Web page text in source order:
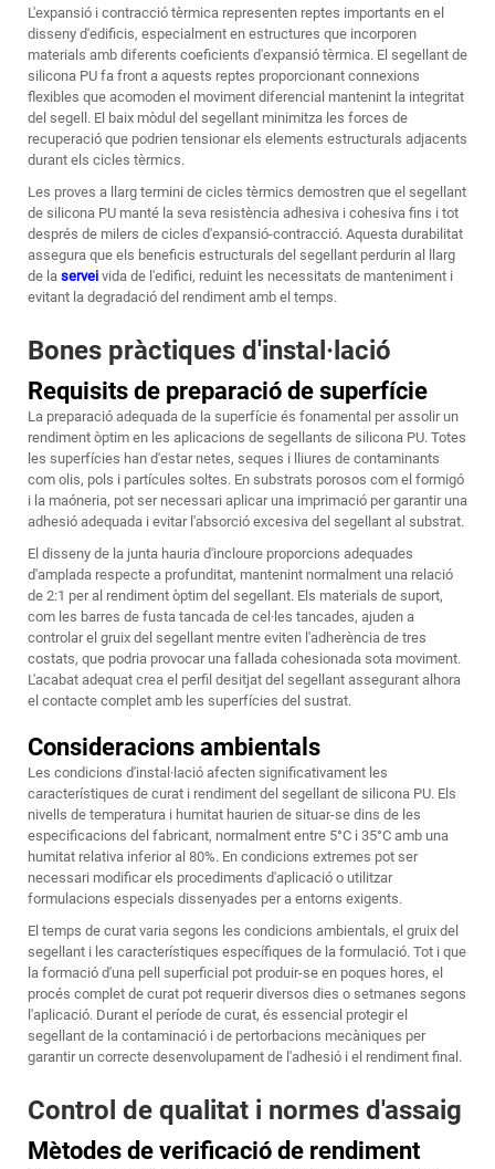
L'expansió i contracció tèrmica representen reptes importants en el
disseny d'edificis, especialment en estructures que incorporen
materials amb diferents coeficients d'expansió tèrmica. El segellant de
silicona PU fa front a aquests reptes proporcionant connexions
flexibles que acomoden el moviment diferencial mantenint la integritat
del segell. El baix mòdul del segellant minimitza les forces de
recuperació que podrien tensionar els elements estructurals adjacents
durant els cicles tèrmics.
Les proves a llarg termini de cicles tèrmics demostren que el segellant
de silicona PU manté la seva resistència adhesiva i cohesiva fins i tot
després de milers de cicles d'expansió-contracció. Aquesta durabilitat
assegura que els beneficis estructurals del segellant perdurin al llarg
de la servei vida de l'edifici, reduint les necessitats de manteniment i
evitant la degradació del rendiment amb el temps.
Bones pràctiques d'instal·lació
Requisits de preparació de superfície
La preparació adequada de la superfície és fonamental per assolir un
rendiment òptim en les aplicacions de segellants de silicona PU. Totes
les superfícies han d'estar netes, seques i lliures de contaminants
com olis, pols i partícules soltes. En substrats porosos com el formigó
i la maóneria, pot ser necessari aplicar una imprimació per garantir una
adhesió adequada i evitar l'absorció excesiva del segellant al substrat.
El disseny de la junta hauria d'incloure proporcions adequades
d'amplada respecte a profunditat, mantenint normalment una relació
de 2:1 per al rendiment òptim del segellant. Els materials de suport,
com les barres de fusta tancada de cel·les tancades, ajuden a
controlar el gruix del segellant mentre eviten l'adherència de tres
costats, que podria provocar una fallada cohesionada sota moviment.
L'acabat adequat crea el perfil desitjat del segellant assegurant alhora
el contacte complet amb les superfícies del sustrat.
Consideracions ambientals
Les condicions d'instal·lació afecten significativament les
característiques de curat i rendiment del segellant de silicona PU. Els
nivells de temperatura i humitat haurien de situar-se dins de les
especificacions del fabricant, normalment entre 5°C i 35°C amb una
humitat relativa inferior al 80%. En condicions extremes pot ser
necessari modificar els procediments d'aplicació o utilitzar
formulacions especials dissenyades per a entorns exigents.
El temps de curat varia segons les condicions ambientals, el gruix del
segellant i les característiques específiques de la formulació. Tot i que
la formació d'una pell superficial pot produir-se en poques hores, el
procés complet de curat pot requerir diversos dies o setmanes segons
l'aplicació. Durant el període de curat, és essencial protegir el
segellant de la contaminació i de pertorbacions mecàniques per
garantir un correcte desenvolupament de l'adhesió i el rendiment final.
Control de qualitat i normes d'assaig
Mètodes de verificació de rendiment